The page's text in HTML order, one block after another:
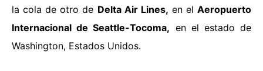
la cola de otro de Delta Air Lines, en elAeropuerto
Internacional de Seattle-Tocoma, en el estado de
Washington, Estados Unidos.